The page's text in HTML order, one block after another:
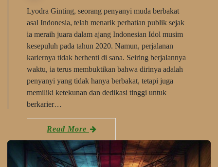
Lyodra Ginting, seorang penyanyi muda berbakat
asal Indonesia, telah menarik perhatian publik sejak
ia meraih juara dalam ajang Indonesian Idol musim
kesepuluh pada tahun 2020. Namun, perjalanan
kariernya tidak berhenti di sana. Seiring berjalannya
waktu, ia terus membuktikan bahwa dirinya adalah
penyanyi yang tidak hanya berbakat, tetapi juga
memiliki ketekunan dan dedikasi tinggi untuk
berkarier…
Read More